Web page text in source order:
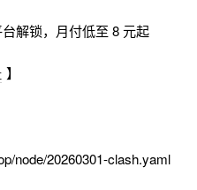
解锁，月付低至 8 元起
】
node/20260301-clash.yaml